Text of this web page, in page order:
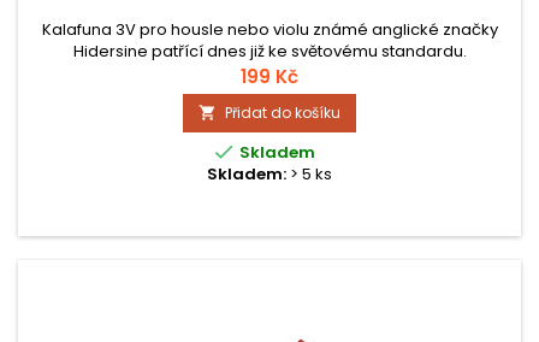
Kalafuna 3V pro housle nebo violu známé anglické značky
Hidersine patřící dnes již ke světovému standardu.
199 Kč
 Přidat do košíku
 Skladem
Skladem: > 5 ks